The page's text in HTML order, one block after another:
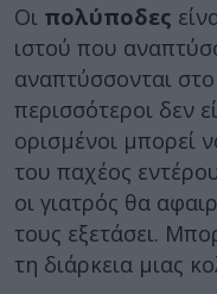
Οι πολύποδες
ιστού που
αναπτύσσονται
περισσότεροι δεν
ορισμένοι μπορεί
του παχέος
οι γιατρός θα
τους εξετάσει.
τη διάρκεια μιας